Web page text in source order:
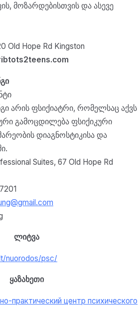
მოზარდებისთვის და ასევე
Hope Rd Kingston
არის ფსიქიატრი, რომელსაც აქვს
გამოცდილება ფსიქიკური
დიაგნოსტიკისა და
Suites, 67 Old Hope Rd
ლიტვა
nuorodos/psc/
ყაზახეთი
практический центр психического